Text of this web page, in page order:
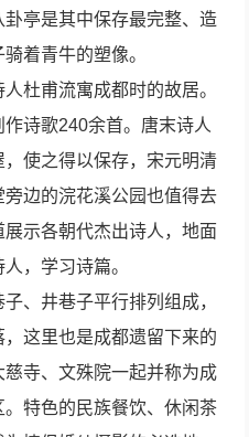
亭是其中保存最完整、造
着青牛的塑像。
杜甫流寓成都时的故居。
诗歌240余首。唐末诗人
使之得以保存，宋元明清
边的浣花溪公园也值得去
示各朝代杰出诗人，地面
，学习诗篇。
、井巷子平行排列组成，
这里也是成都遗留下来的
寺、文殊院一起并称为成
特色的民族餐饮、休闲茶